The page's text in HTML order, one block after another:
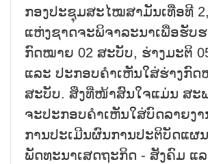
ກອງປະຊຸມສະໄໝສາມັນເທື່ອທີ
ແຫ່ງຊາດຈະພິຈາລະນາເພື່ອຮັບຮ
ກົດໝາຍ 02 ສະບັບ, ຮ່າງມະຕິ
ແລະ ປະກອບຄຳເຫັນໃສ່ຮ່າງກົ
ສະບັບ. ສິ່ງທີ່ໜ້າສົນໃຈແມ່ນ ສະ
ຈະປະກອບຄໍາເຫັນໃສ່ບົດລາຍງ
ການປະເມີນຜົນການປະຕິບັດແຜ
ພັດທະນາເສດຖະກິດ - ສັງຄົມ ແ